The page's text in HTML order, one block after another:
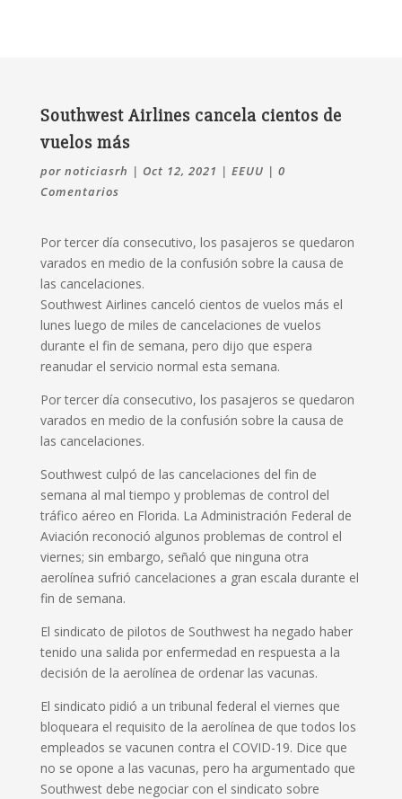
Southwest Airlines cancela cientos de
vuelos más
por noticiasrh | Oct 12, 2021 | EEUU | 0
Comentarios
Por tercer día consecutivo, los pasajeros se quedaron
varados en medio de la confusión sobre la causa de
las cancelaciones.
Southwest Airlines canceló cientos de vuelos más el
lunes luego de miles de cancelaciones de vuelos
durante el fin de semana, pero dijo que espera
reanudar el servicio normal esta semana.
Por tercer día consecutivo, los pasajeros se quedaron
varados en medio de la confusión sobre la causa de
las cancelaciones.
Southwest culpó de las cancelaciones del fin de
semana al mal tiempo y problemas de control del
tráfico aéreo en Florida. La Administración Federal de
Aviación reconoció algunos problemas de control el
viernes; sin embargo, señaló que ninguna otra
aerolínea sufrió cancelaciones a gran escala durante el
fin de semana.
El sindicato de pilotos de Southwest ha negado haber
tenido una salida por enfermedad en respuesta a la
decisión de la aerolínea de ordenar las vacunas.
El sindicato pidió a un tribunal federal el viernes que
bloqueara el requisito de la aerolínea de que todos los
empleados se vacunen contra el COVID-19. Dice que
no se opone a las vacunas, pero ha argumentado que
Southwest debe negociar con el sindicato sobre